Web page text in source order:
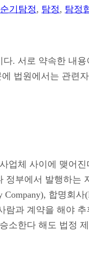
기탐정, 탐정, 탐정
. 서로 약속한 내
법원에서는 관련
업체 사이에 맺어
부에서 발행하는
합명회
과 계약을 해야
소한다 해도 법정